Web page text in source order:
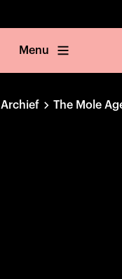
Menu
Archief The Mole